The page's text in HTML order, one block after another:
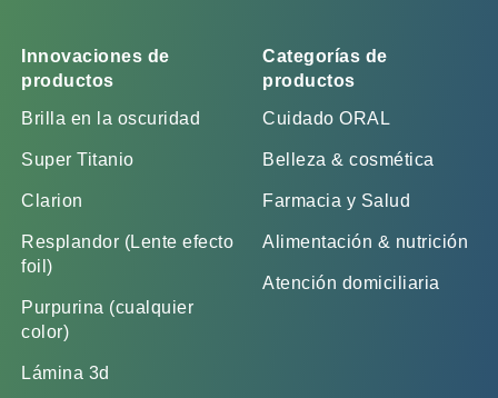
Innovaciones de
productos
Brilla en la oscuridad
Super Titanio
Clarion
Resplandor (Lente efecto
foil)
Purpurina (cualquier
color)
Lámina 3d
Categorías de
productos
Cuidado ORAL
Belleza & cosmética
Farmacia y Salud
Alimentación & nutrición
Atención domiciliaria